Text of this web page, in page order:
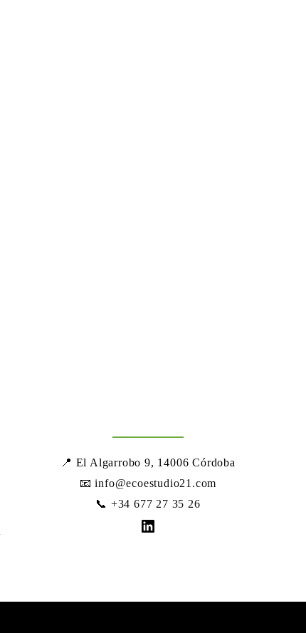
📍 El Algarrobo 9, 14006 Córdoba
📧info@ecoestudio21.com
📞 +34 677 27 35 26
LinkedIn